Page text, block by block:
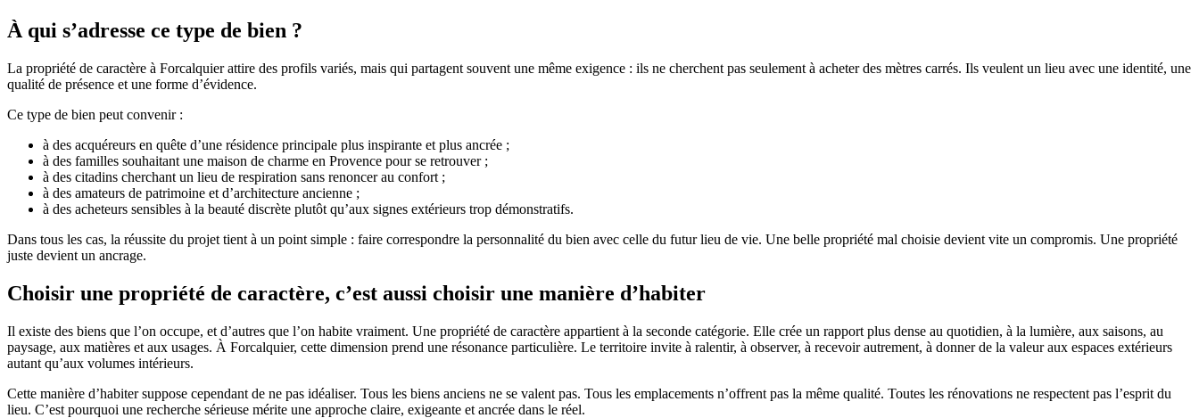
À qui s’adresse ce type de bien ?
La propriété de caractère à Forcalquier attire des profils variés, mais qui partagent souvent une même exigence : ils ne cherchent pas seulement à acheter des mètres carrés. Ils veulent un lieu avec une identité, une
qualité de présence et une forme d’évidence.
Ce type de bien peut convenir :
à des acquéreurs en quête d’une résidence principale plus inspirante et plus ancrée ;
à des familles souhaitant une maison de charme en Provence pour se retrouver ;
à des citadins cherchant un lieu de respiration sans renoncer au confort ;
à des amateurs de patrimoine et d’architecture ancienne ;
à des acheteurs sensibles à la beauté discrète plutôt qu’aux signes extérieurs trop démonstratifs.
Dans tous les cas, la réussite du projet tient à un point simple : faire correspondre la personnalité du bien avec celle du futur lieu de vie. Une belle propriété mal choisie devient vite un compromis. Une propriété
juste devient un ancrage.
Choisir une propriété de caractère, c’est aussi choisir une manière d’habiter
Il existe des biens que l’on occupe, et d’autres que l’on habite vraiment. Une propriété de caractère appartient à la seconde catégorie. Elle crée un rapport plus dense au quotidien, à la lumière, aux saisons, au
paysage, aux matières et aux usages. À Forcalquier, cette dimension prend une résonance particulière. Le territoire invite à ralentir, à observer, à recevoir autrement, à donner de la valeur aux espaces extérieurs
autant qu’aux volumes intérieurs.
Cette manière d’habiter suppose cependant de ne pas idéaliser. Tous les biens anciens ne se valent pas. Tous les emplacements n’offrent pas la même qualité. Toutes les rénovations ne respectent pas l’esprit du
lieu. C’est pourquoi une recherche sérieuse mérite une approche claire, exigeante et ancrée dans le réel.